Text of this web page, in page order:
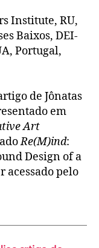
Institute, RU,
Baixos, DEI-
Portugal,
de Jônatas
em
Art
Re(M)ind:
Design of a
acessado pelo